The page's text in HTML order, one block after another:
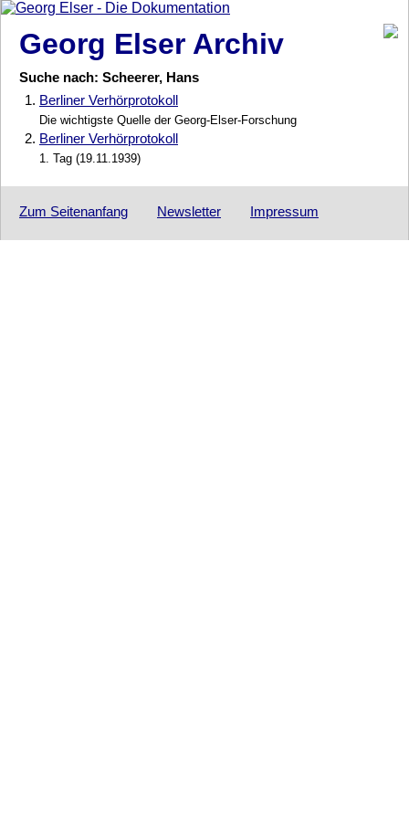
Georg Elser Archiv
Suche nach: Scheerer, Hans
1. Berliner Verhörprotokoll
Die wichtigste Quelle der Georg-Elser-Forschung
2. Berliner Verhörprotokoll
1. Tag (19.11.1939)
Zum Seitenanfang Newsletter Impressum